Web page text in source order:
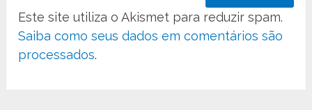
Este site utiliza o Akismet para reduzir spam.
Saiba como seus dados em comentários são
processados.